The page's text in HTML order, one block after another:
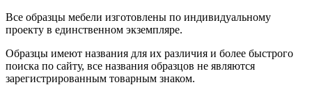
Все образцы мебели изготовлены по индивидуальному
проекту в единственном экземпляре.
Образцы имеют названия для их различия и более быстрого
поиска по сайту, все названия образцов не являются
зарегистрированным товарным знаком.